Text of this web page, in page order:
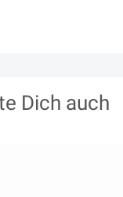
Dich auch